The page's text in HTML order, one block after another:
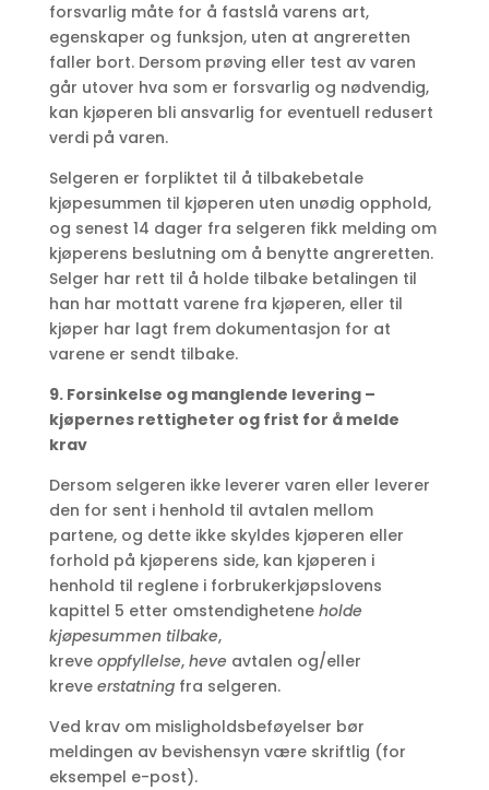
forsvarlig måte for å fastslå varens art,
egenskaper og funksjon, uten at angreretten
faller bort. Dersom prøving eller test av varen
går utover hva som er forsvarlig og nødvendig,
kan kjøperen bli ansvarlig for eventuell redusert
verdi på varen.
Selgeren er forpliktet til å tilbakebetale
kjøpesummen til kjøperen uten unødig opphold,
og senest 14 dager fra selgeren fikk melding om
kjøperens beslutning om å benytte angreretten.
Selger har rett til å holde tilbake betalingen til
han har mottatt varene fra kjøperen, eller til
kjøper har lagt frem dokumentasjon for at
varene er sendt tilbake.
9. Forsinkelse og manglende levering –
kjøpernes rettigheter og frist for å melde
krav
Dersom selgeren ikke leverer varen eller leverer
den for sent i henhold til avtalen mellom
partene, og dette ikke skyldes kjøperen eller
forhold på kjøperens side, kan kjøperen i
henhold til reglene i forbrukerkjøpslovens
kapittel 5 etter omstendighetene holde
kjøpesummen tilbake,
kreve oppfyllelse, heve avtalen og/eller
kreve erstatning fra selgeren.
Ved krav om misligholdsbeføyelser bør
meldingen av bevishensyn være skriftlig (for
eksempel e-post).